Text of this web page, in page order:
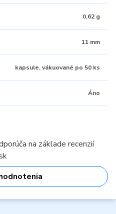
0,62 g
11 mm
kapsule, vákuované po 50 ks
Áno
na základe recenzií